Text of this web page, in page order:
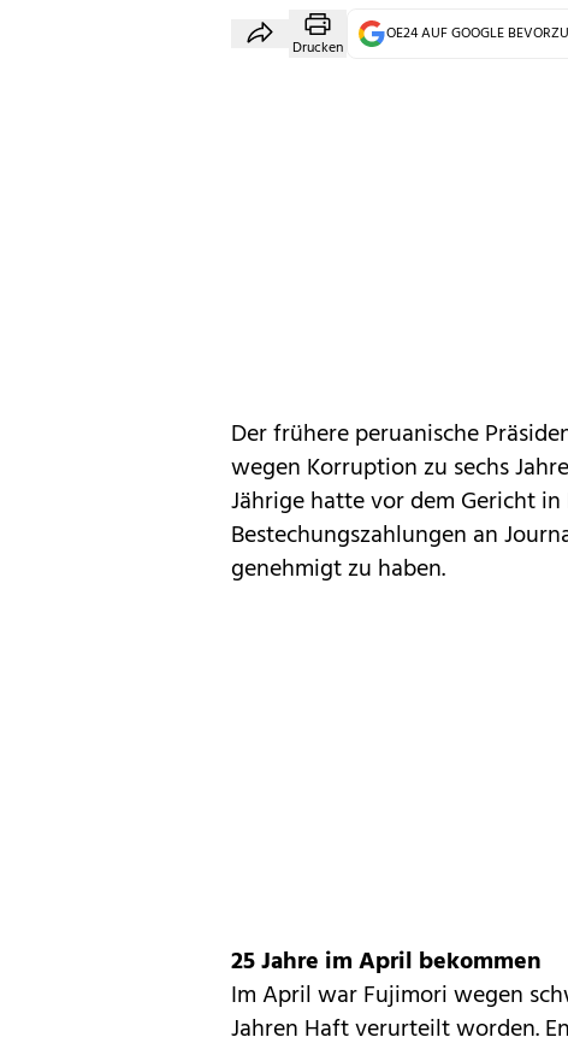
Drucken
OE24 AUF GOOGLE
Der frühere peruanische
wegen Korruption zu sechs
Jährige hatte vor dem Gericht
Bestechungszahlungen an
genehmigt zu haben.
25 Jahre im April bekommen
Im April war Fujimori wegen
Jahren Haft verurteilt worden.